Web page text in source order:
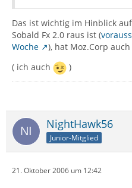
Das ist wichtig im Hinblick auf
Sobald Fx 2.0 raus ist (
Woche
), hat Moz.Corp
( ich auch
)
NightHawk56
Junior-Mitglied
21. Oktober 2006 um 12:42